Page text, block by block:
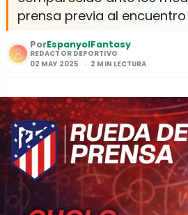
prensa previa al
PorEspanyolFantasy
REDACTOR DEPORTIVO
02 MAY 2025
2 MIN LECTURA